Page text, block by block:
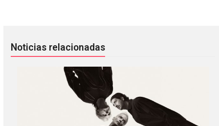
Noticias relacionadas